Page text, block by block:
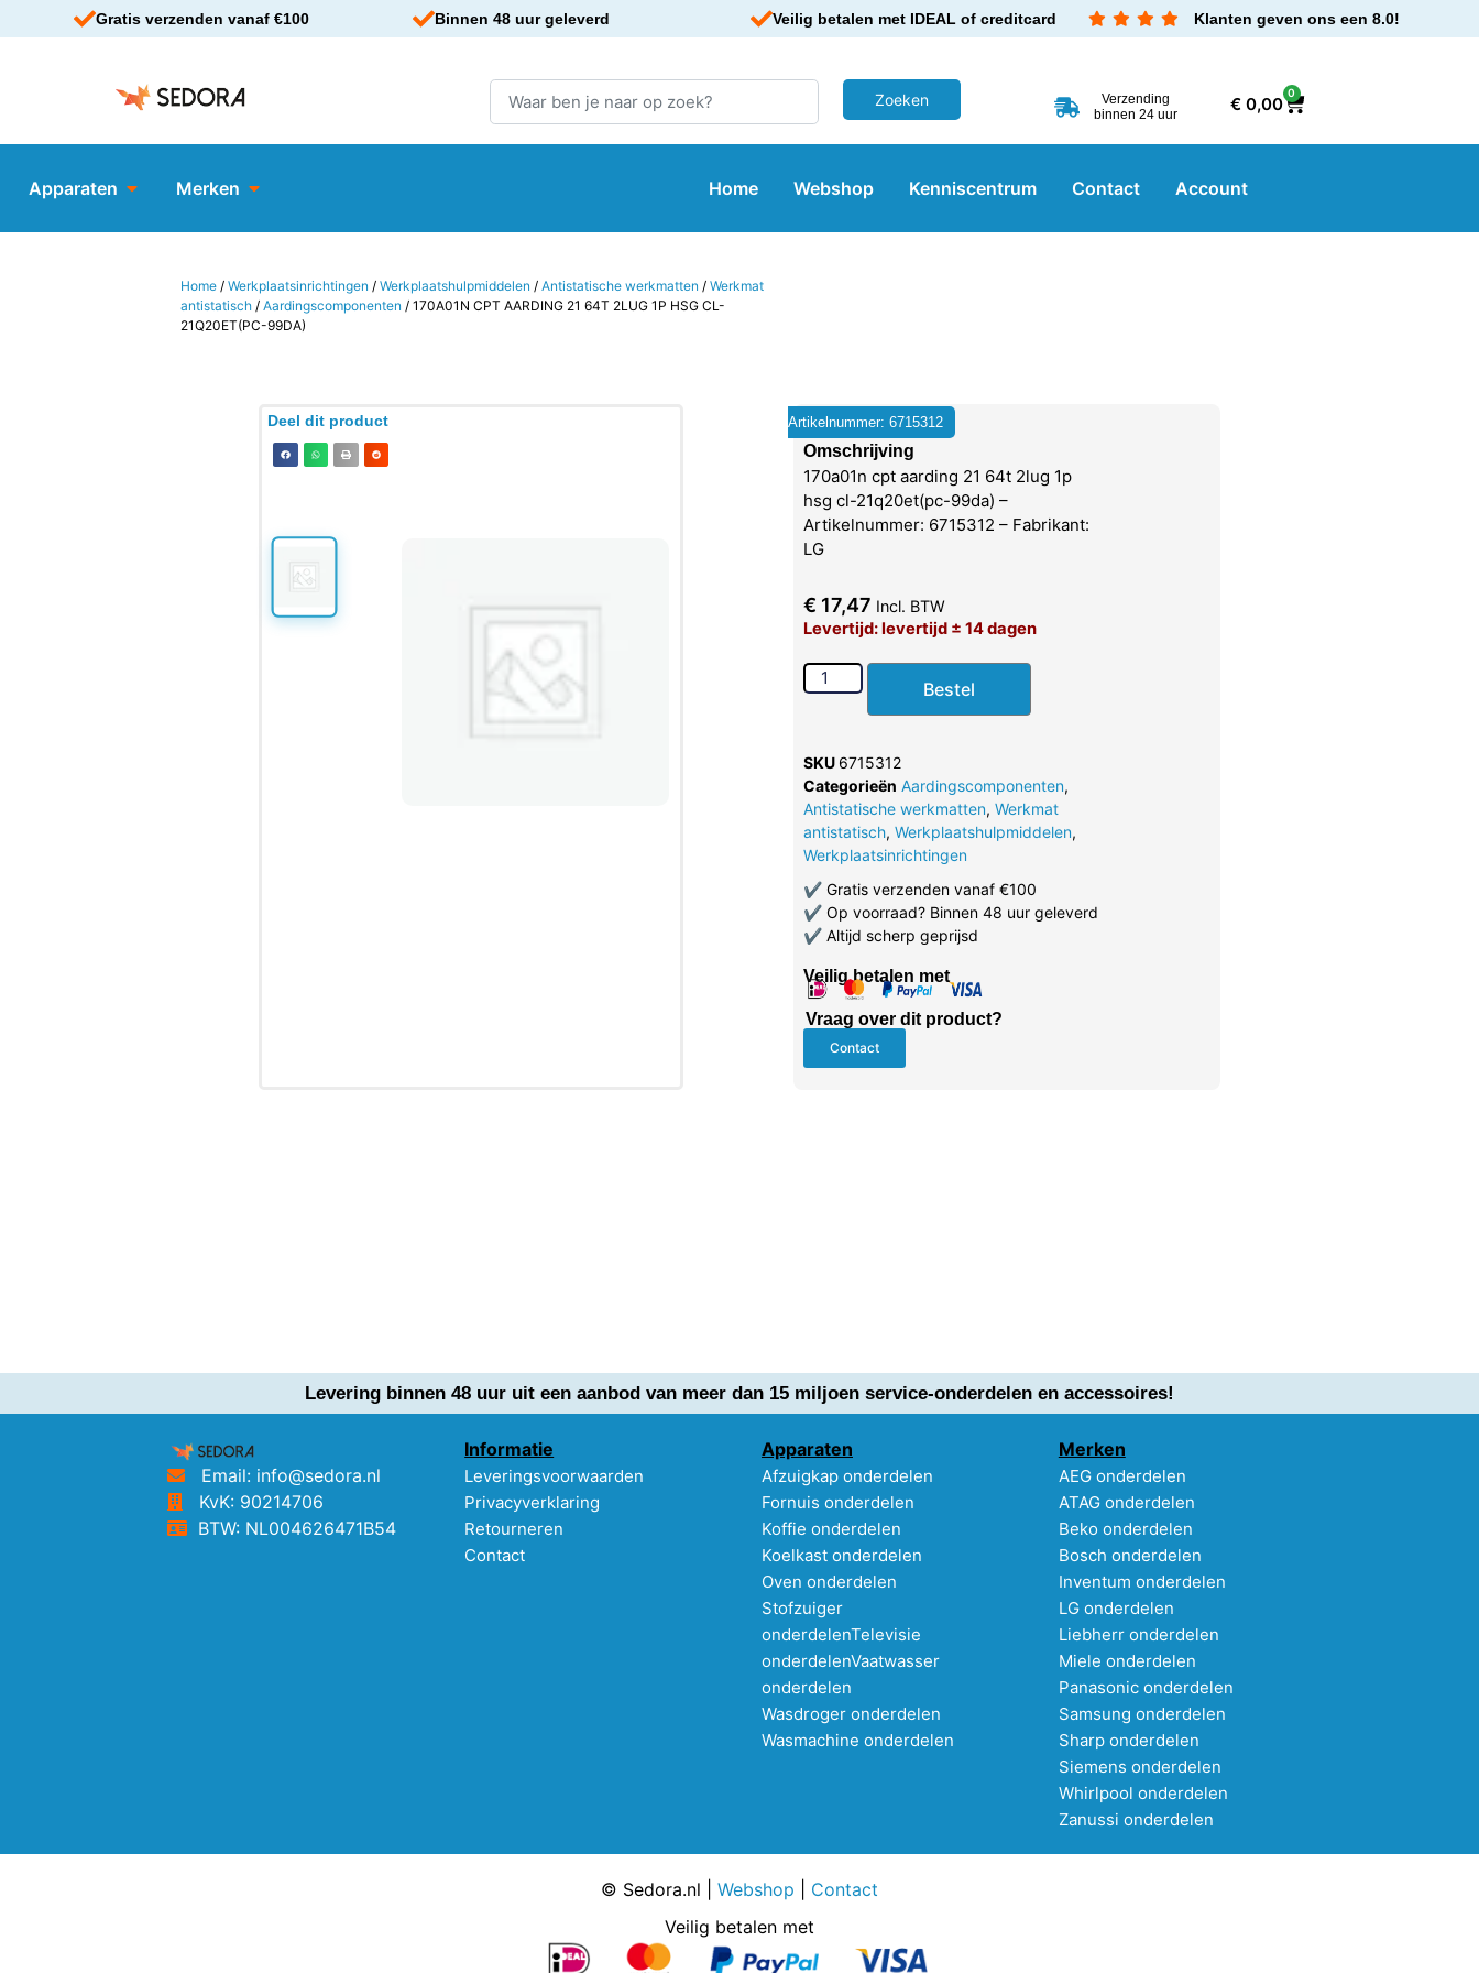
Gratis verzenden vanaf €100 Binnen 48 uur geleverd Veilig betalen met IDEAL of creditcard Klanten geven ons een 8.0!
Verzending
binnen 24 uur
€0,00
0
Apparaten Merken Home Webshop Kenniscentrum Contact Account
Home /Werkplaatsinrichtingen /Werkplaatshulpmiddelen /Antistatische werkmatten /Werkmat
antistatisch /Aardingscomponenten / 170A01N CPT AARDING 21 64T 2LUG 1P HSG CL-
21Q20ET(PC-99DA)
Deel dit product Artikelnummer: 6715312
Omschrijving
170a01n cpt aarding 21 64t 2lug 1p
hsg cl-21q20et(pc-99da) –
Artikelnummer: 6715312 – Fabrikant:
LG
€ 17,47 Incl. BTW
Levertijd: levertijd ± 14 dagen
Bestel
SKU 6715312
Categorieën Aardingscomponenten,
Antistatische werkmatten, Werkmat
antistatisch, Werkplaatshulpmiddelen,
Werkplaatsinrichtingen
✔Gratis verzenden vanaf €100
✔Op voorraad? Binnen 48 uur geleverd
✔Altijd scherp geprijsd
Veilig betalen met
Vraag over dit product?
Contact
Levering binnen 48 uur uit een aanbod van meer dan 15 miljoen service-onderdelen en accessoires!
Email: info@sedora.nl
KvK: 90214706
BTW: NL004626471B54
Informatie
Leveringsvoorwaarden
Privacyverklaring
Retourneren
Contact
Apparaten
Afzuigkap onderdelen
Fornuis onderdelen
Koffie onderdelen
Koelkast onderdelen
Oven onderdelen
Stofzuiger
onderdelenTelevisie
onderdelenVaatwasser
onderdelen
Wasdroger onderdelen
Wasmachine onderdelen
Merken
AEG onderdelen
ATAG onderdelen
Beko onderdelen
Bosch onderdelen
Inventum onderdelen
LG onderdelen
Liebherr onderdelen
Miele onderdelen
Panasonic onderdelen
Samsung onderdelen
Sharp onderdelen
Siemens onderdelen
Whirlpool onderdelen
Zanussi onderdelen
© Sedora.nl | Webshop
Contact
Veilig betalen met